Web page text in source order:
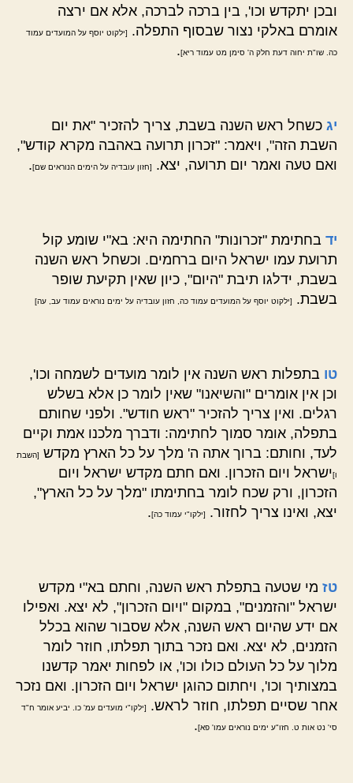
ובכן יתקדש וכו', בין ברכה לברכה, אלא אם ירצה
אומרם באלקי נצור שבסוף התפלה.
[ילקוט יוסף על המועדים עמוד
כה. שו"ת יחוה דעת חלק ה' סימן מט עמוד ריא].
יג כשחל ראש השנה בשבת, צריך להזכיר "את יום
השבת הזה", ויאמר: "זכרון תרועה באהבה מקרא קודש",
ואם טעה ואמר יום תרועה, יצא.
[חזון עובדיה על הימים הנוראים שם].
יד בחתימת "זכרונות" החתימה היא: בא"י שומע קול
תרועת עמו ישראל היום ברחמים. וכשחל ראש השנה
בשבת, ידלגו תיבת "היום", כיון שאין תקיעת שופר
בשבת.
[ילקוט יוסף על המועדים עמוד כה, חזון עובדיה על ימים נוראים עמוד עב, עה]
טו בתפלות ראש השנה אין לומר מועדים לשמחה וכו',
וכן אין אומרים "והשיאנו" שאין לומר כן אלא בשלש
רגלים. ואין צריך להזכיר "ראש חודש". ולפני שחותם
בתפלה, אומר סמוך לחתימה: ודברך מלכנו אמת וקיים
לעד, וחותם: ברוך אתה ה' מלך על כל הארץ מקדש [השבת
ו]ישראל ויום הזכרון. ואם חתם מקדש ישראל ויום
הזכרון, ורק שכח לומר בחתימתו "מלך על כל הארץ",
יצא, ואינו צריך לחזור.
[ילקו"י עמוד כה].
טז מי שטעה בתפלת ראש השנה, וחתם בא"י מקדש
ישראל "והזמנים", במקום "ויום הזכרון", לא יצא. ואפילו
אם ידע שהיום ראש השנה, אלא שסבור שהוא בכלל
הזמנים, לא יצא. ואם נזכר בתוך תפלתו, חוזר לומר
מלוך על כל העולם כולו וכו', או לפחות יאמר קדשנו
במצותיך וכו', ויחתום כהוגן ישראל ויום הזכרון. ואם נזכר
אחר שסיים תפלתו, חוזר לראש.
[ילקו"י מועדים עמ' כו. יביע אומר ח"ד
סי' נט אות ט. חזו"ע ימים נוראים עמו' פא].